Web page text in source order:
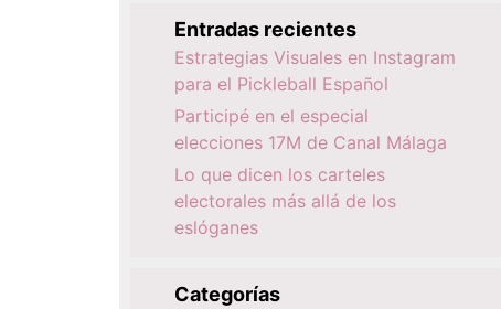
Entradas recientes
Estrategias Visuales en Instagram
para el Pickleball Español
Participé en el especial
elecciones 17M de Canal Málaga
Lo que dicen los carteles
electorales más allá de los
eslóganes
Categorías